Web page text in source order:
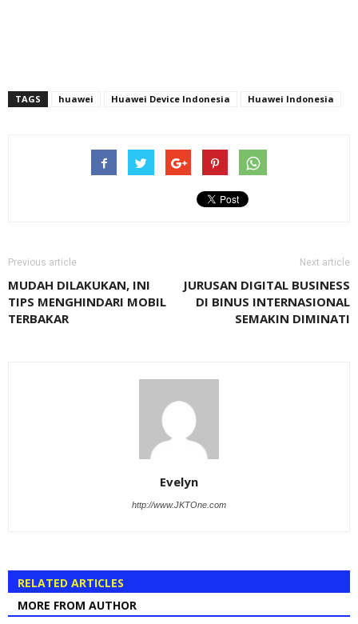
TAGS huawei Huawei Device Indonesia Huawei Indonesia
Previous article
MUDAH DILAKUKAN, INI
TIPS MENGHINDARI MOBIL
TERBAKAR
Next article
JURUSAN DIGITAL BUSINESS
DI BINUS INTERNASIONAL
SEMAKIN DIMINATI
Evelyn
http://www.JKTOne.com
RELATED ARTICLES
MORE FROM AUTHOR